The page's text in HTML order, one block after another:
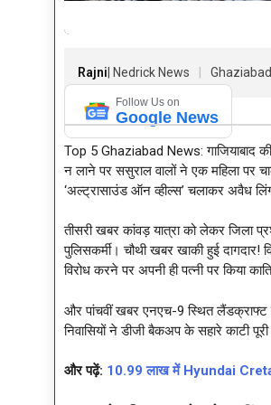
Rajni | Nedrick News Ghaziabad
Follow Us on
Google News
Top 5 Ghaziabad News: गाजियाबाद
न लाने पर ससुराल वालों ने एक महिला पर
‘अल्ट्रासाउंड ऑन व्हील्स’ चलाकर अवैध
तीसरी खबर कांवड़ यात्रा को लेकर जिला
पुलिसकर्मी। चौथी खबर खाकी हुई दागदार!
विरोध करने पर अपनी ही पत्नी पर किया
और पांचवीं खबर एनएच-9 स्थित लैंडक्राफ्ट
निवासियों ने डीजी बैकअप के सहारे काटी
और पढ़ें: 10.99 लाख में Hyundai